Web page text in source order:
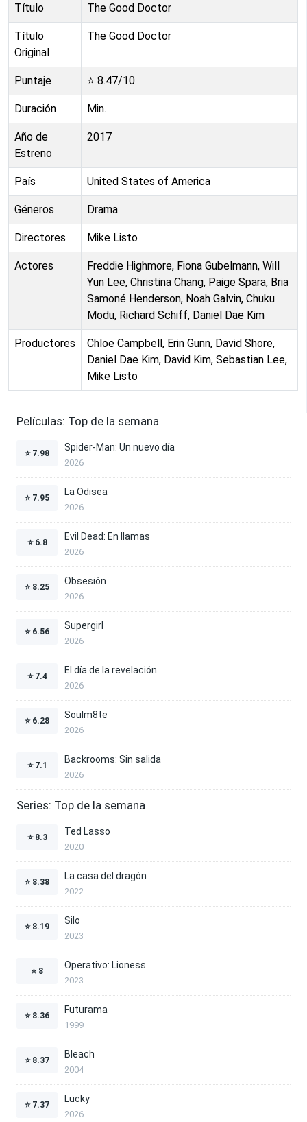
Título The Good Doctor
Título
Original
The Good Doctor
Puntaje ⭐ 8.47/10
Duración Min.
Año de
Estreno
2017
País United States of America
Géneros Drama
Directores Mike Listo
Actores
Freddie Highmore, Fiona Gubelmann, Will
Yun Lee, Christina Chang, Paige Spara, Bria
Samoné Henderson, Noah Galvin, Chuku
Modu, Richard Schiff, Daniel Dae Kim
Productores
Chloe Campbell, Erin Gunn, David Shore,
Daniel Dae Kim, David Kim, Sebastian Lee,
Mike Listo
Películas: Top de la semana
⭐ 7.98
Spider-Man: Un nuevo día
2026
⭐ 7.95
La Odisea
2026
⭐ 6.8
Evil Dead: En llamas
2026
⭐ 8.25
Obsesión
2026
⭐ 6.56
Supergirl
2026
⭐ 7.4
El día de la revelación
2026
⭐ 6.28
Soulm8te
2026
⭐ 7.1
Backrooms: Sin salida
2026
Series: Top de la semana
⭐ 8.3
Ted Lasso
2020
⭐ 8.38
La casa del dragón
2022
⭐ 8.19
Silo
2023
⭐ 8
Operativo: Lioness
2023
⭐ 8.36
Futurama
1999
⭐ 8.37
Bleach
2004
⭐ 7.37
Lucky
2026